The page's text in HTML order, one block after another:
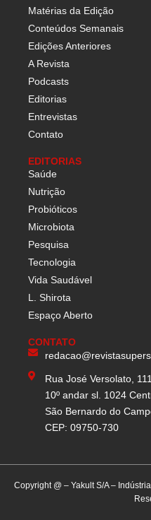
Matérias da Edição
Conteúdos Semanais
Edições Anteriores
A Revista
Podcasts
Editorias
Entrevistas
Contato
EDITORIAS
Saúde
Nutrição
Probióticos
Microbiota
Pesquisa
Tecnologia
Vida Saudável
L. Shirota
Espaço Aberto
CONTATO
Rua José Versolato, 111.
10º andar sl. 1024
São Bernardo do
CEP: 09750-730
Copyright @ – Yakult S/A –